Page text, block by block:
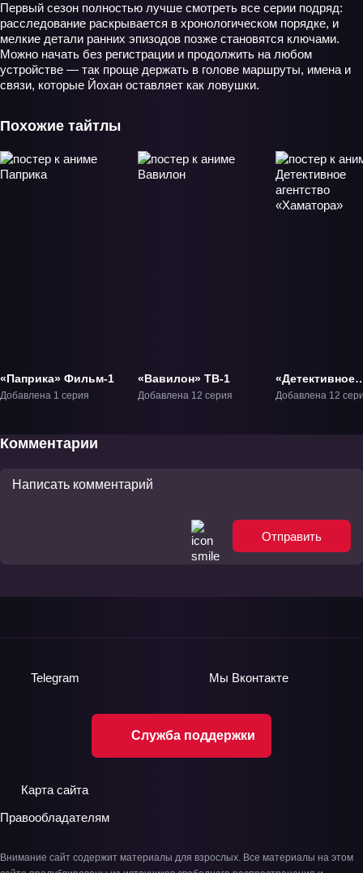
Первый сезон полностью лучше смотреть все серии подряд:
расследование раскрывается в хронологическом порядке, и
мелкие детали ранних эпизодов позже становятся ключами.
Можно начать без регистрации и продолжить на любом
устройстве — так проще держать в голове маршруты, имена и
связи, которые Йохан оставляет как ловушки.
Похожие тайтлы
«Паприка» Фильм-1
Добавлена 1 серия
«Вавилон» ТВ-1
Добавлена 12 серия
«Детективное
агентство
Добавлена 12
Комментарии
Отправить
Служба поддержки
Telegram Мы Вконтакте
Карта сайта
Правообладателям
Внимание сайт содержит материалы для взрослых. Все материалы на этом